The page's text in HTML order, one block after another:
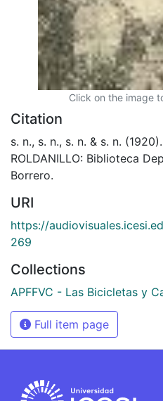
Click on the image
Citation
s. n., s. n., s. n. & s. n.
ROLDANILLO: Biblioteca
Borrero.
URI
https://
269
Collections
APFFVC - Las Bicicletas y
Full item page